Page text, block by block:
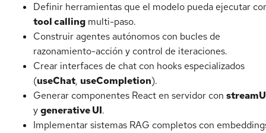
Definir herramientas que el modelo pueda ejecutar
tool calling multi-paso.
Construir agentes autónomos con bucles de
razonamiento-acción y control de iteraciones.
Crear interfaces de chat con hooks especializados
(useChat, useCompletion).
Generar componentes React en servidor con
ygenerative UI.
Implementar sistemas RAG completos con